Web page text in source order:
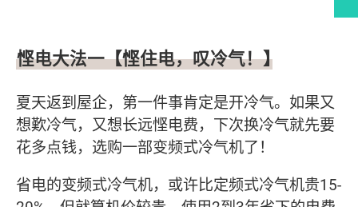
悭电大法一【悭住电，叹冷气！】
夏天返到屋企，第一件事肯定是开冷气。如果又
想歎冷气，又想长远悭电费，下次换冷气就先要
花多点钱，选购一部变频式冷气机了！
省电的变频式冷气机，或许比定频式冷气机贵15-